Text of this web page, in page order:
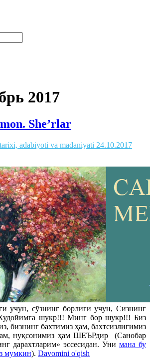
2017
She’rlar
adabiyoti va madaniyati 24.10.2017
учун, сўзнинг борлиги учун, Сизнинг
шукр!!! Минг бор шукр!!! Биз
бизнинг бахтимиз ҳам, бахтсизлигимиз
нуқсонимиз ҳам ШЕЪРдир (Санобар
дарахтларим» эссесидан. Уни мана бу
мумкин). Davomini o'qish